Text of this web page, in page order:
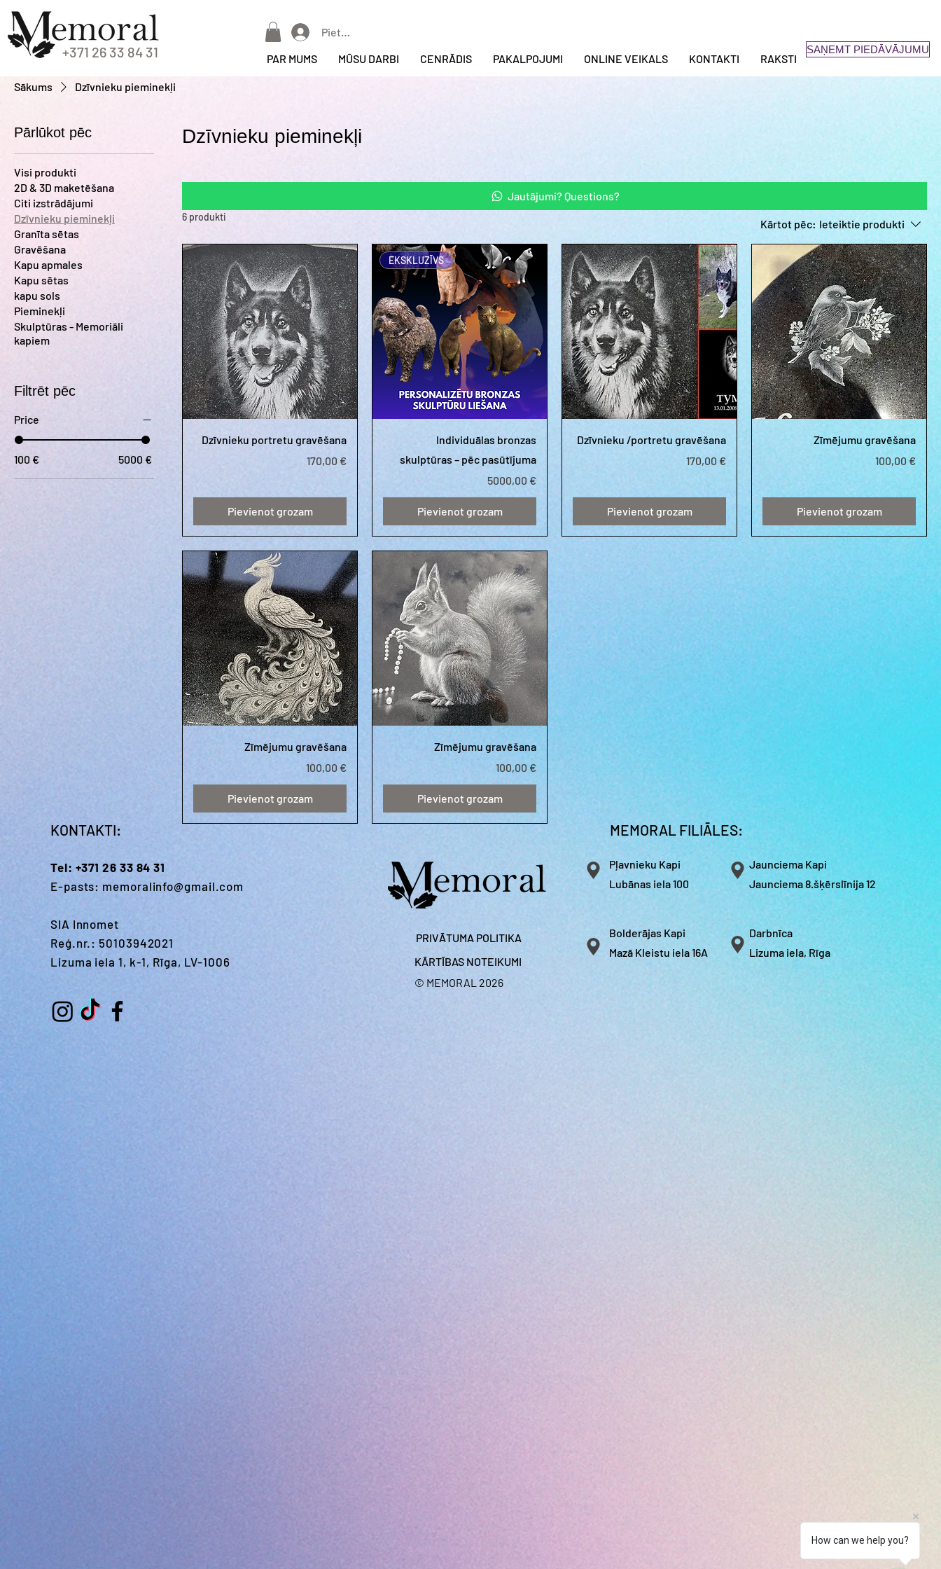
+371 26 33 84 31
Pieteikties
PAR MUMS MŪSU DARBI CENRĀDIS PAKALPOJUMI ONLINE VEIKALS KONTAKTI RAKSTI
SAŅEMT PIEDĀVĀJUMU
Sākums Dzīvnieku pieminekļi
Pārlūkot pēc
Visi produkti
2D & 3D maketēšana
Citi izstrādājumi
Dzīvnieku pieminekļi
Granīta sētas
Gravēšana
Kapu apmales
Kapu sētas
kapu sols
Pieminekļi
Skulptūras - Memoriāli
kapiem
Filtrēt pēc
Price
100 € 5000 €
Dzīvnieku pieminekļi
Jautājumi? Questions?
6 produkti
Kārtot pēc: Ieteiktie produkti
Dzīvnieku portretu gravēšana
Cena
170,00 €
Pievienot grozam
EKSKLUZĪVS
Individuālas bronzas
skulptūras – pēc pasūtījuma
Cena
5000,00 €
Pievienot grozam
Dzīvnieku /portretu gravēšana
Cena
170,00 €
Pievienot grozam
Zīmējumu gravēšana
Cena
100,00 €
Pievienot grozam
Zīmējumu gravēšana
Cena
100,00 €
Pievienot grozam
Zīmējumu gravēšana
Cena
100,00 €
Pievienot grozam
KONTAKTI:
Tel: +371 26 33 84 31
E-pasts: memoralinfo@gmail.com
SIA Innomet
Reģ.nr.: 50103942021
Lizuma iela 1, k-1, Rīga, LV-1006
PRIVĀTUMA POLITIKA
KĀRTĪBAS NOTEIKUMI
© MEMORAL 2026
MEMORAL FILIĀLES:
Pļavnieku Kapi
Lubānas iela 100
Jaunciema Kapi
Jaunciema 8.šķērslīnija 12
Bolderājas Kapi
Mazā Kleistu iela 16A
Darbnīca
Lizuma iela, Rīga
How can we help you?